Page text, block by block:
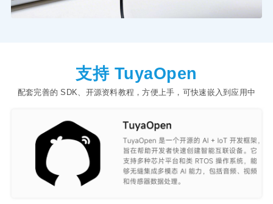
支持 TuyaOpen
配套完善的 SDK、开源资料教程，方便上手，可快速嵌入到应用中